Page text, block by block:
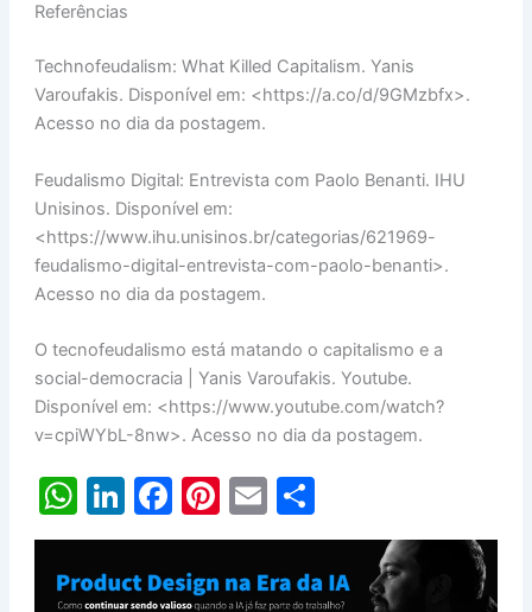
Referências
Technofeudalism: What Killed Capitalism. Yanis
Varoufakis. Disponível em: <https://a.co/d/9GMzbfx>.
Acesso no dia da postagem.
Feudalismo Digital: Entrevista com Paolo Benanti. IHU
Unisinos. Disponível em:
<https://www.ihu.unisinos.br/categorias/621969-
feudalismo-digital-entrevista-com-paolo-benanti>.
Acesso no dia da postagem.
O tecnofeudalismo está matando o capitalismo e a
social-democracia | Yanis Varoufakis. Youtube.
Disponível em: <https://www.youtube.com/watch?
v=cpiWYbL-8nw>. Acesso no dia da postagem.
W
h
at
Li
n
k
F
a
c
Pi
nt
er
E
m
ai
h
ar